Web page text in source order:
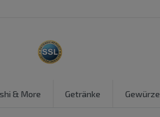
& More Getränke Gewürze